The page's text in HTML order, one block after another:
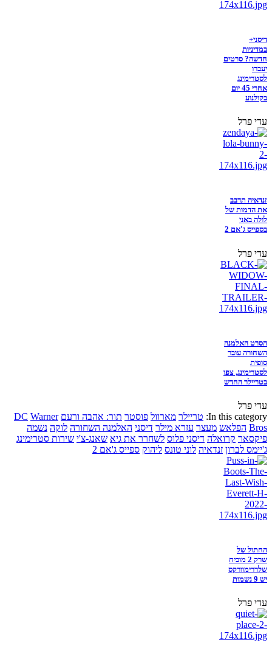
דיסני+
במדיניות
חדשה? סרטים
יעברו
לסטרימינג
אחרי 45 יום
בקולנוע
עדי פרל
זנדאיה תדבב
את הדמות של
לולה באני
בספייס ג'אם 2
עדי פרל
הסרט האלמנה
השחורה עובר
סופית
לסטרימינג, צפו
בטריילר החדש
עדי פרל
In this category: טריילר מארוול פוסטר תור: אהבה ורעם DC Warner
Bros הפלאש מעצר עזרא מילר דיסני האלמנה השחורה לוקה נשמה
פיקסאר קרואלה דיסני פלוס לשחרר את גיא שאנג-צ'י שירות סטרימינג
ג'יימס לברון זנדאיה לוני טונס ליהוק ספייס ג'אם 2
החתול של
שרק 2 מוכיח
שלדרימוורקס
יש 9 נשמות
עדי פרל